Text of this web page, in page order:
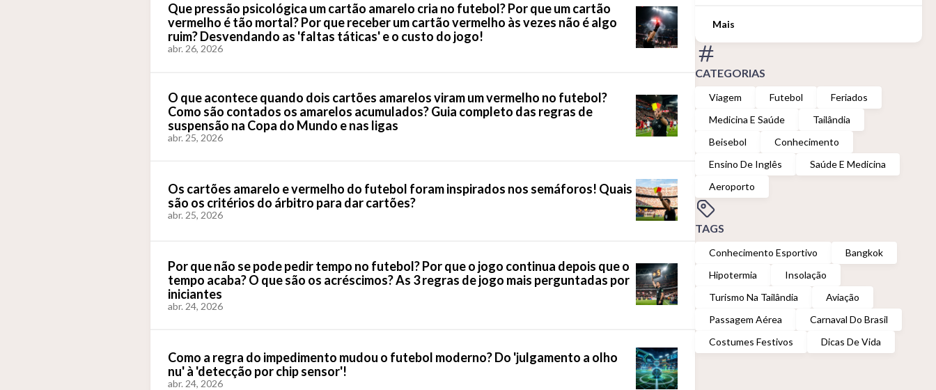
Mais
CATEGORIAS
Viagem Futebol
Feriados
Medicina E Saúde
Tailândia
Beisebol
Conhecimento
Ensino De Inglês
Saúde E Medicina
Aeroporto
TAGS
Conhecimento Esportivo
Bangkok
Hipotermia
Insolação
Turismo Na Tailândia
Aviação
Passagem Aérea
Carnaval Do Brasil
Costumes Festivos
Dicas De Vida
Que pressão psicológica um cartão amarelo cria no futebol? Por que um cartão
vermelho é tão mortal? Por que receber um cartão vermelho às vezes não é algo
ruim? Desvendando as 'faltas táticas' e o custo do jogo!
abr. 26, 2026
O que acontece quando dois cartões amarelos viram um vermelho no futebol?
Como são contados os amarelos acumulados? Guia completo das regras de
suspensão na Copa do Mundo e nas ligas
abr. 25, 2026
Os cartões amarelo e vermelho do futebol foram inspirados nos semáforos! Quais
são os critérios do árbitro para dar cartões?
abr. 25, 2026
Por que não se pode pedir tempo no futebol? Por que o jogo continua depois que o
tempo acaba? O que são os acréscimos? As 3 regras de jogo mais perguntadas por
iniciantes
abr. 24, 2026
Como a regra do impedimento mudou o futebol moderno? Do 'julgamento a olho
nu' à 'detecção por chip sensor'!
abr. 24, 2026